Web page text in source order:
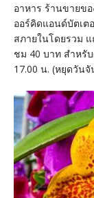
อาหาร ร้านขายขอ
ออร์คิดแอนด์บัตเต
สภายในโดยรวม
ชม 40 บาท สำหรั
17.00 น. (หยุดวันจั